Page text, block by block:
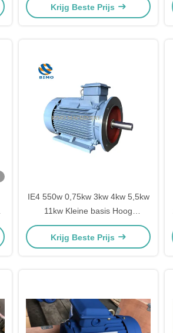
Elektrische motor Ac voor pomp
Krijg Beste Prijs
IE4 550w 0,75kw 3kw 4kw 5,5kw
11kw Kleine basis Hoog
vermogen IE4 Motormachine
Asynchrone Drie 3-fase AC
Krijg Beste Prijs